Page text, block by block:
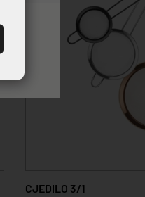
CJEDILO 3/1